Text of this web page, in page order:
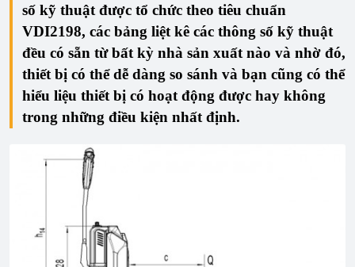
số kỹ thuật được tổ chức theo tiêu chuẩn
VDI2198, các bảng liệt kê các thông số kỹ thuật
đều có sẵn từ bất kỳ nhà sản xuất nào và nhờ đó,
thiết bị có thể dễ dàng so sánh và bạn cũng có thể
hiểu liệu thiết bị có hoạt động được hay không
trong những điều kiện nhất định.